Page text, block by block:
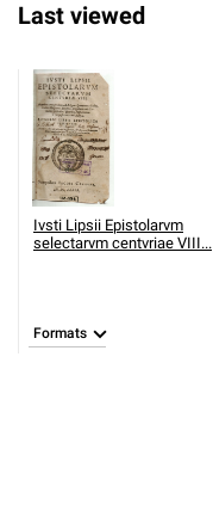
Last viewed
Ivsti Lipsii Epistolarvm
selectarvm centvriae VIII...
Formats